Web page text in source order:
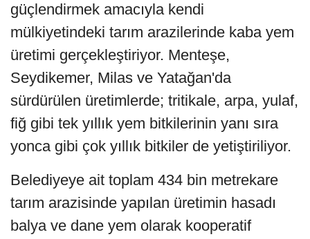
güçlendirmek amacıyla kendi
mülkiyetindeki tarım arazilerinde kaba yem
üretimi gerçekleştiriyor. Menteşe,
Seydikemer, Milas ve Yatağan'da
sürdürülen üretimlerde; tritikale, arpa, yulaf,
fiğ gibi tek yıllık yem bitkilerinin yanı sıra
yonca gibi çok yıllık bitkiler de yetiştiriliyor.
Belediyeye ait toplam 434 bin metrekare
tarım arazisinde yapılan üretimin hasadı
balya ve dane yem olarak kooperatif